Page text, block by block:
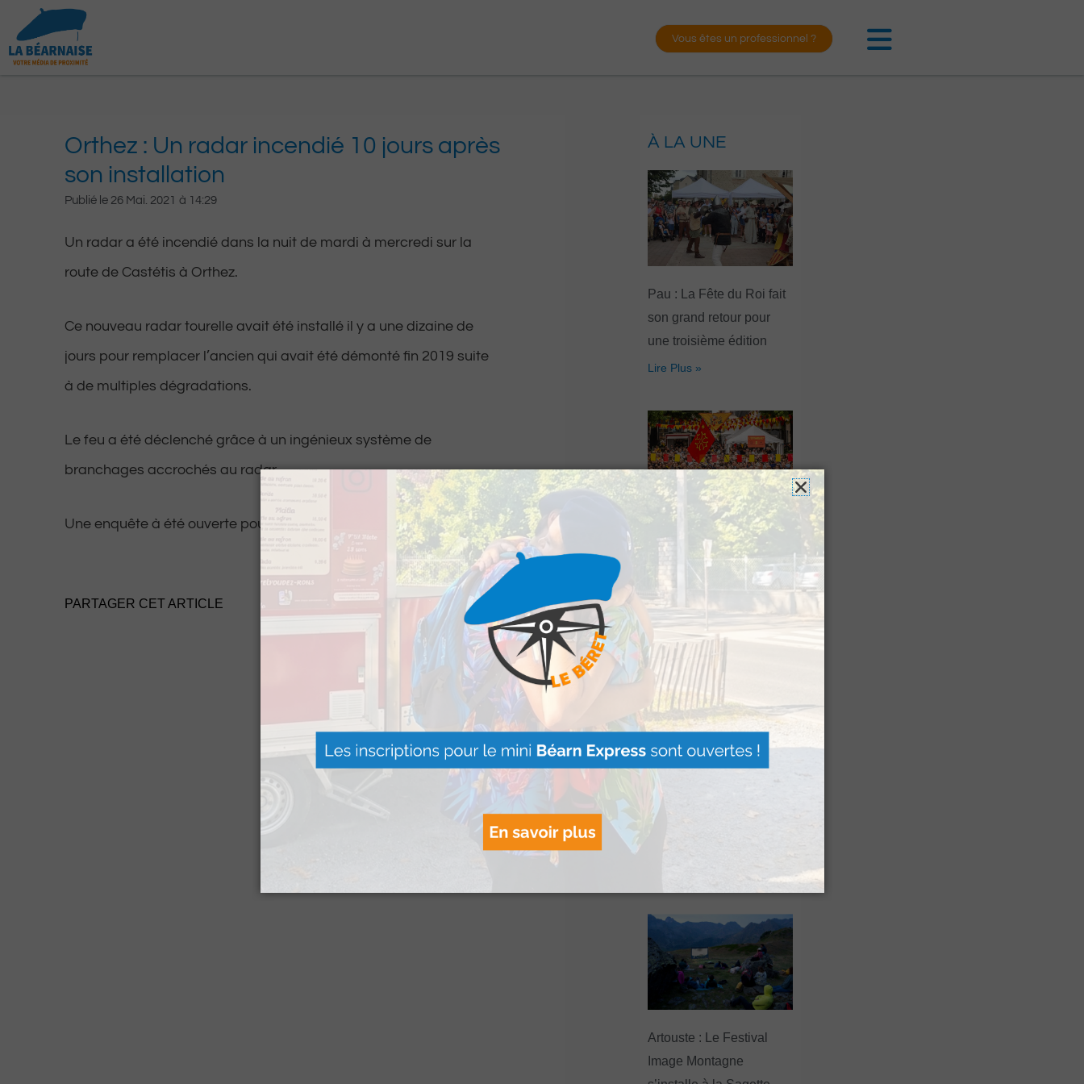
contenu
Vous êtes un professionnel ?
Orthez : Un radar incendié 10 jours après
son installation
Publié le 26 Mai. 2021 à 14:29
Un radar a été incendié dans la nuit de mardi à mercredi sur la
route de Castétis à Orthez.
Ce nouveau radar tourelle avait été installé il y a une dizaine de
jours pour remplacer l’ancien qui avait été démonté fin 2019 suite
à de multiples dégradations.
Le feu a été déclenché grâce à un ingénieux système de
branchages accrochés au radar.
Une enquête à été ouverte pour identifier les auteurs du délit.
PARTAGER CET ARTICLE
À LA UNE
Pau : La Fête du Roi fait
son grand retour pour
une troisième édition
Lire Plus »
Hestiv’Òc : Les férias
Béarnaises font leur
grand retour à Pau
Lire Plus »
offert par Version
Voyages pour les grands
Artouste : Le Festival
Image Montagne